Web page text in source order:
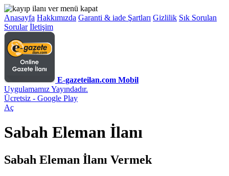
Anasayfa Hakkımızda Garanti & iade Şartları Gizlilik Sık Sorulan
Sorular İletişim
E-gazeteilan.com Mobil
Uygulamamız Yayındadır.
Ücretsiz - Google Play
Aç
Sabah Eleman İlanı
Sabah Eleman İlanı Vermek